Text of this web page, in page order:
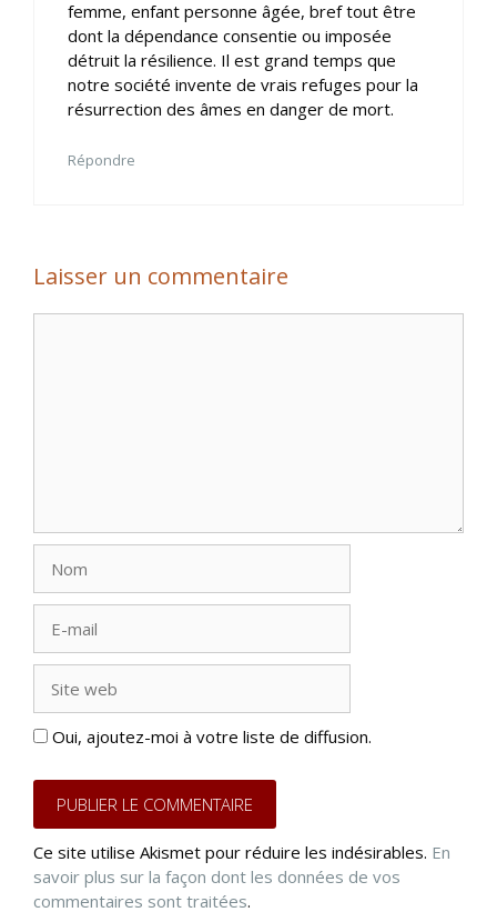
femme, enfant personne âgée, bref tout être
dont la dépendance consentie ou imposée
détruit la résilience. Il est grand temps que
notre société invente de vrais refuges pour la
résurrection des âmes en danger de mort.
Répondre
Laisser un commentaire
mail
web
Oui, ajoutez-moi à votre liste de diffusion.
Ce site utilise Akismet pour réduire les indésirables. En
savoir plus sur la façon dont les données de vos
commentaires sont traitées.